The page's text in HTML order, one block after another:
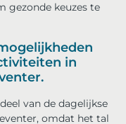
gezonde keuzes te
in
van de dagelijkse
omdat het tal